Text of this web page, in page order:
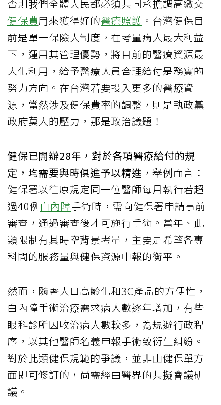
否則我們全體人民都必須共同承擔調高繳交
健保費用來獲得好的醫療照護 。台灣健保目
前是單一保險人制度，在考量病人最大利益
下，運用其管理優勢，將目前的醫療資源最
大化利用，給予醫療人員合理給付是務實的
努力方向。在台灣若要投入更多的醫療資
源，當然涉及健保費率的調整，則是執政黨
政府莫大的壓力，那是政治議題！
健保已開辦28年，對於各項醫療給付的規
定，均需要與時俱進予以精進 ，舉例而言：
健保署以往原規定同一位醫師每月執行若超
過40例白內障手術時，需向健保署申請事前
審查，通過審查後才可施行手術。當年、此
類限制有其時空背景考量，主要是希望各專
科間的服務量與健保資源申報的衡平。
然而，隨著人口高齡化和3C產品的方便性，
白內障手術治療需求病人數逐年增加，有些
眼科診所因收治病人數較多，為規避行政程
序，以其他醫師名義申報手術致衍生糾紛。
對於此類健保規範的爭議，並非由健保單方
面即可修訂的，尚需經由醫界的共擬會議研
議。